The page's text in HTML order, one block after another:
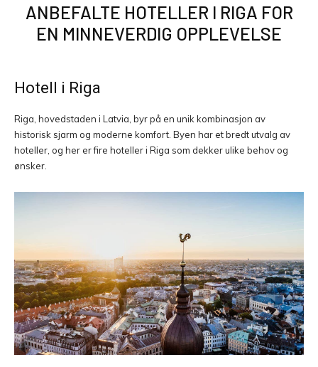
ANBEFALTE HOTELLER I RIGA FOR
EN MINNEVERDIG OPPLEVELSE
Hotell i Riga
Riga, hovedstaden i Latvia, byr på en unik kombinasjon av
historisk sjarm og moderne komfort. Byen har et bredt utvalg av
hoteller, og her er fire hoteller i Riga som dekker ulike behov og
ønsker.